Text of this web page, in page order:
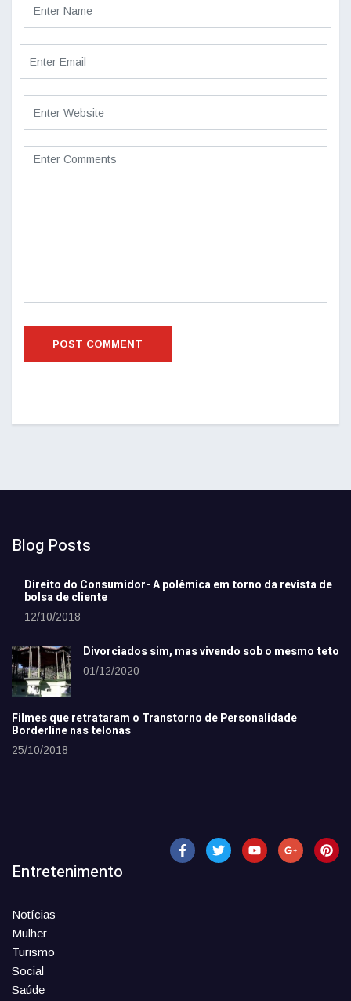
Blog Posts
Direito do Consumidor- A polêmica em torno da revista de
bolsa de cliente
12/10/2018
Divorciados sim, mas vivendo sob o mesmo teto
01/12/2020
Filmes que retrataram o Transtorno de Personalidade
Borderline nas telonas
25/10/2018
Entretenimento
Notícias
Mulher
Turismo
Social
Saúde